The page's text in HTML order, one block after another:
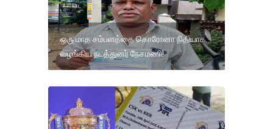
ஒரு மாத சம்பளத்தை கொரோனா நிதியாக
வழங்கிய நடத்துனர் நேசமணி!